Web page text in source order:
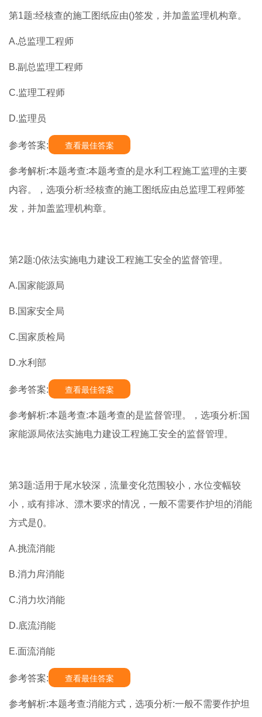
第1题:经核查的施工图纸应由()签发，并加盖监理机构章。
A.总监理工程师
B.副总监理工程师
C.监理工程师
D.监理员
参考答案: 查看最佳答案
参考解析:本题考查:本题考查的是水利工程施工监理的主要
内容。，选项分析:经核查的施工图纸应由总监理工程师签
发，并加盖监理机构章。
第2题:()依法实施电力建设工程施工安全的监督管理。
A.国家能源局
B.国家安全局
C.国家质检局
D.水利部
参考答案: 查看最佳答案
参考解析:本题考查:本题考查的是监督管理。，选项分析:国
家能源局依法实施电力建设工程施工安全的监督管理。
第3题:适用于尾水较深，流量变化范围较小，水位变幅较
小，或有排冰、漂木要求的情况，一般不需要作护坦的消能
方式是()。
A.挑流消能
B.消力戽消能
C.消力坎消能
D.底流消能
E.面流消能
参考答案: 查看最佳答案
参考解析:本题考查:消能方式，选项分析:一般不需要作护坦